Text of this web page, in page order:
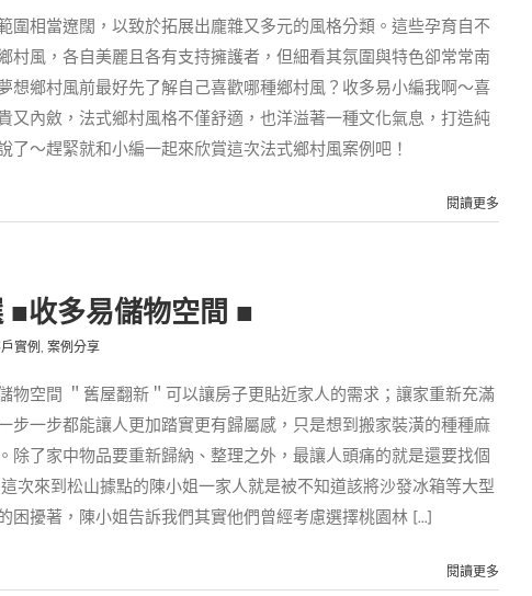
圍相當遼闊，以致於拓展出龐雜又多元的風格分類。這些孕育自不
村風，各自美麗且各有支持擁護者，但細看其氛圍與特色卻常常南
想鄉村風前最好先了解自己喜歡哪種鄉村風？收多易小編我啊～喜
又內斂，法式鄉村風格不僅舒適，也洋溢著一種文化氣息，打造純
了～趕緊就和小編一起來欣賞這次法式鄉村風案例吧！
閱讀更多
■收多易儲物空間 ■
實例 , 案例分享
物空間 ＂舊屋翻新＂可以讓房子更貼近家人的需求；讓家重新充滿
步一步都能讓人更加踏實更有歸屬感，只是想到搬家裝潢的種種麻
除了家中物品要重新歸納、整理之外，最讓人頭痛的就是還要找個
次來到松山據點的陳小姐一家人就是被不知道該將沙發冰箱等大型
困擾著，陳小姐告訴我們其實他們曾經考慮選擇桃園林 [...]
閱讀更多